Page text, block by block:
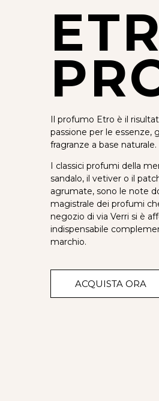
Il profumo Etro è il
passione per le essenze,
fragranze a base naturale.
I classici profumi della
sandalo, il vetiver o il
agrumate, sono le note
magistrale dei profumi
negozio di via Verri si è
indispensabile
marchio.
ACQUISTA ORA